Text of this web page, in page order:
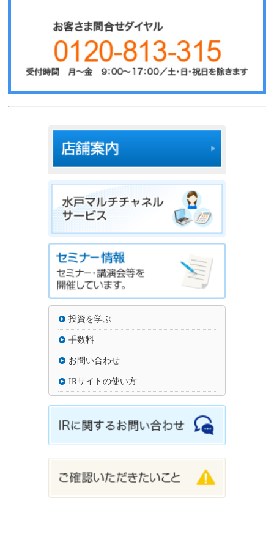
投資を学ぶ
手数料
お問い合わせ
IRサイトの使い方